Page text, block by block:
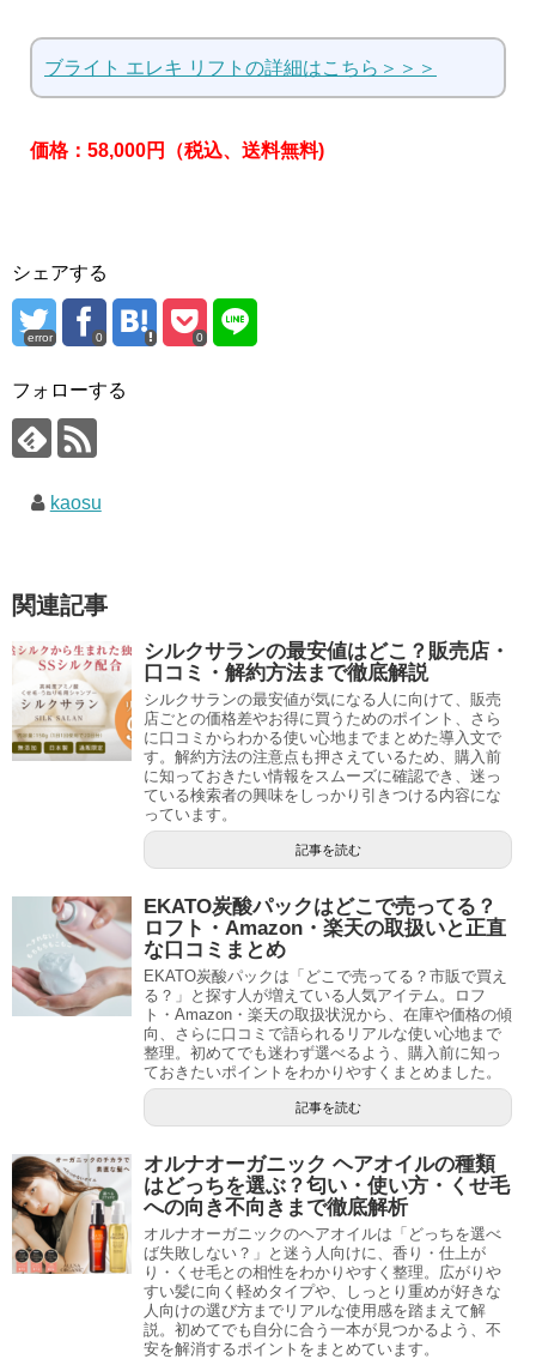
ブライト エレキ リフトの詳細はこちら＞＞＞
価格：58,000円（税込、送料無料)
シェアする
error 0 0
フォローする
kaosu
関連記事
シルクサランの最安値はどこ？販売店・
口コミ・解約方法まで徹底解説
シルクサランの最安値が気になる人に向けて、販売
店ごとの価格差やお得に買うためのポイント、さら
に口コミからわかる使い心地までまとめた導入文で
す。解約方法の注意点も押さえているため、購入前
に知っておきたい情報をスムーズに確認でき、迷っ
ている検索者の興味をしっかり引きつける内容にな
っています。
記事を読む
EKATO炭酸パックはどこで売ってる？
ロフト・Amazon・楽天の取扱いと正直
な口コミまとめ
EKATO炭酸パックは「どこで売ってる？市販で買え
る？」と探す人が増えている人気アイテム。ロフ
ト・Amazon・楽天の取扱状況から、在庫や価格の傾
向、さらに口コミで語られるリアルな使い心地まで
整理。初めてでも迷わず選べるよう、購入前に知っ
ておきたいポイントをわかりやすくまとめました。
記事を読む
オルナオーガニック ヘアオイルの種類
はどっちを選ぶ？匂い・使い方・くせ毛
への向き不向きまで徹底解析
オルナオーガニックのヘアオイルは「どっちを選べ
ば失敗しない？」と迷う人向けに、香り・仕上が
り・くせ毛との相性をわかりやすく整理。広がりや
すい髪に向く軽めタイプや、しっとり重めが好きな
人向けの選び方までリアルな使用感を踏まえて解
説。初めてでも自分に合う一本が見つかるよう、不
安を解消するポイントをまとめています。